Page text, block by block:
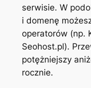
serwisie. W
i domenę
operatorów (np.
Seohost.pl).
potężniejszy
rocznie.